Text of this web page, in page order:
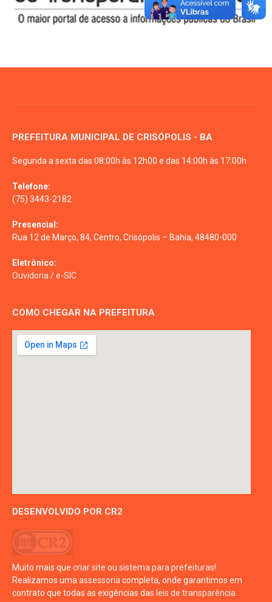
PREFEITURA MUNICIPAL DE CRISÓPOLIS - BA
Segunda a sexta das 08:00h às 12h00 e das 14:00h às 17:00h
Telefone:
(75) 3443-2182
Presencial:
Rua 12 de Março, 84, Centro, Crisópolis – Bahia, 48480-000
Eletrônico:
Ouvidoria /e-SIC
COMO CHEGAR NA PREFEITURA
DESENVOLVIDO POR CR2
Muito mais que criar site ou sistema para prefeituras!
Realizamos uma assessoria completa, onde garantimos em
contrato que todas as exigências das leis de transparência